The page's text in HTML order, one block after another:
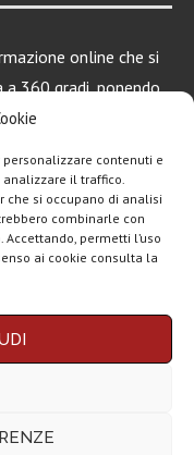
contenuti e
il traffico.
che si occupano di analisi
combinarle con
permetti l’uso
ai cookie consulta la
online che si
360 gradi, ponendo
Android, Apple e
Privacy policy
in quanto viene aggiornato
ai siti una commissione